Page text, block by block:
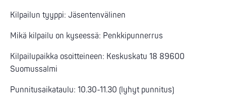
Kilpailun tyyppi: Jäsentenvälinen
Mikä kilpailu on kyseessä: Penkkipunnerrus
Kilpailupaikka osoitteineen: Keskuskatu 18 89600
Suomussalmi
Punnitusaikataulu: 10.30-11.30 (lyhyt punnitus)